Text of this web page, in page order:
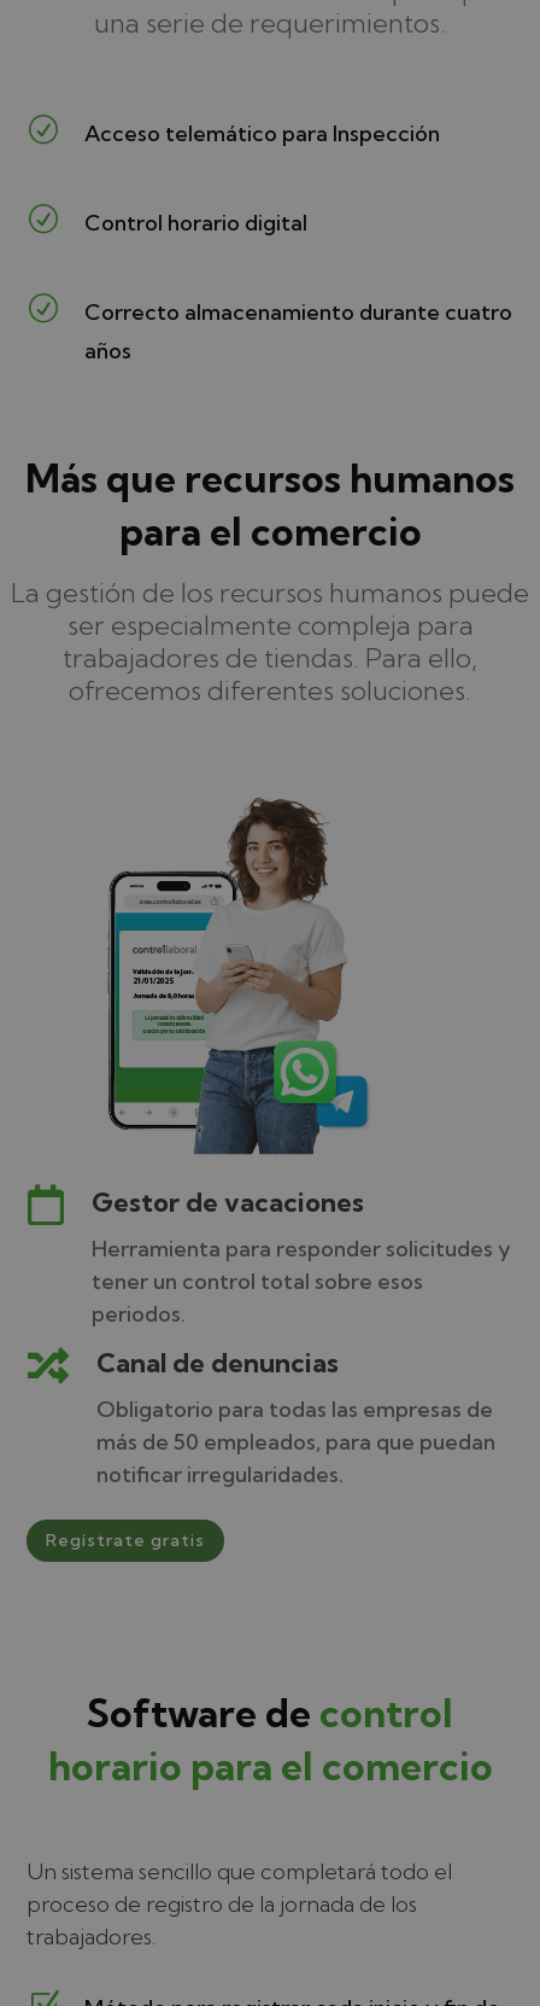
una serie de requerimientos.
R Acceso telemático para Inspección
R Control horario digital
R
Correcto almacenamiento durante cuatro
años
Más que recursos humanos
para el comercio
La gestión de los recursos humanos puede
ser especialmente compleja para
trabajadores de tiendas. Para ello,
ofrecemos diferentes soluciones.
 Gestor de vacaciones
Herramienta para responder solicitudes y
tener un control total sobre esos
periodos.
 Canal de denuncias
Obligatorio para todas las empresas de
más de 50 empleados, para que puedan
notificar irregularidades.
Regístrate gratis
Software de control
horario para el comercio
Un sistema sencillo que completará todo el
proceso de registro de la jornada de los
trabajadores.